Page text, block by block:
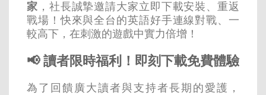
家 ，社長誠摯邀請大家立即下載安裝、重返
戰場！快來與全台的英語好手連線對戰、一
較高下，在刺激的遊戲中實力倍增！
📢 讀者限時福利！即刻下載免費體驗
為了回饋廣大讀者與支持者長期的愛護，